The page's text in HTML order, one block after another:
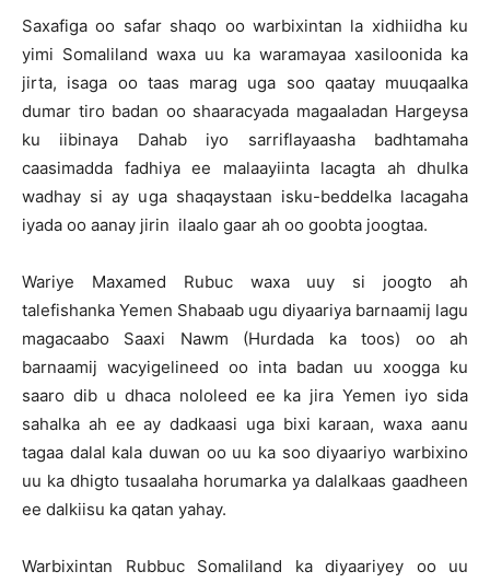
Saxafiga oo safar shaqo oo warbixintan la xidhiidha ku
yimi Somaliland waxa uu ka waramayaa xasiloonida ka
jirta, isaga oo taas marag uga soo qaatay muuqaalka
dumar tiro badan oo shaaracyada magaaladan Hargeysa
ku iibinaya Dahab iyo sarriflayaasha badhtamaha
caasimadda fadhiya ee malaayiinta lacagta ah dhulka
wadhay si ay uga shaqaystaan isku-beddelka lacagaha
iyada oo aanay jirin ilaalo gaar ah oo goobta joogtaa.
Wariye Maxamed Rubuc waxa uuy si joogto ah
talefishanka Yemen Shabaab ugu diyaariya barnaamij lagu
magacaabo Saaxi Nawm (Hurdada ka toos) oo ah
barnaamij wacyigelineed oo inta badan uu xoogga ku
saaro dib u dhaca nololeed ee ka jira Yemen iyo sida
sahalka ah ee ay dadkaasi uga bixi karaan, waxa aanu
tagaa dalal kala duwan oo uu ka soo diyaariyo warbixino
uu ka dhigto tusaalaha horumarka ya dalalkaas gaadheen
ee dalkiisu ka qatan yahay.
Warbixintan Rubbuc Somaliland ka diyaariyey oo uu